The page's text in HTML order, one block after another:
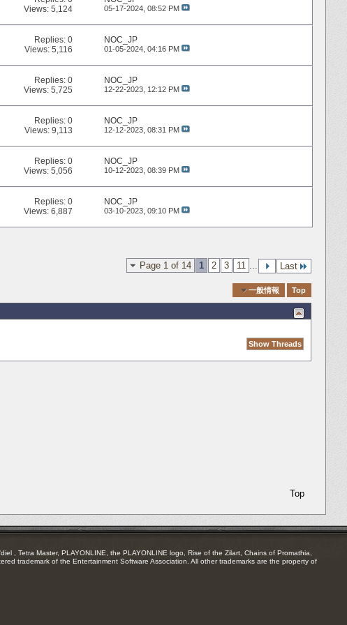
Views: 5,124
05-17-2024, 08:52 PM
Replies:0
Views: 5,116
NOC_JP
01-05-2024, 04:16 PM
Replies:0
Views: 5,725
NOC_JP
12-22-2023, 12:12 PM
Replies:0
Views: 9,113
NOC_JP
12-12-2023, 08:31 PM
Replies:0
Views: 5,056
NOC_JP
10-12-2023, 08:39 PM
Replies:0
Views: 6,887
NOC_JP
03-10-2023, 09:10 PM
Page 1 of 14 1 2 3 11 Last
一般情報 Top
Top
, Tetra Master, PLAYONLINE, the PLAYONLINE logo, Rise of the Zilart, Chains of Promathia,
trademark of the Entertainment Software Association. All other trademarks are the property of